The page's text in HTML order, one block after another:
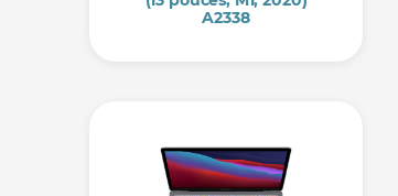
A2338